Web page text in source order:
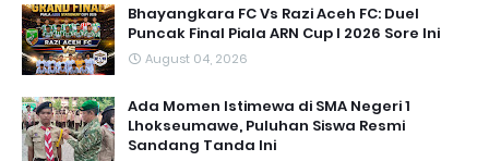
Bhayangkara FC Vs Razi Aceh FC: Duel
Puncak Final Piala ARN Cup I 2026 Sore Ini
August 04, 2026
Ada Momen Istimewa di SMA Negeri 1
Lhokseumawe, Puluhan Siswa Resmi
Sandang Tanda Ini